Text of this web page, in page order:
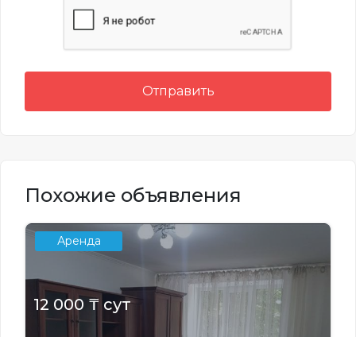
Отправить
Похожие объявления
Аренда
12 000 ₸ сут